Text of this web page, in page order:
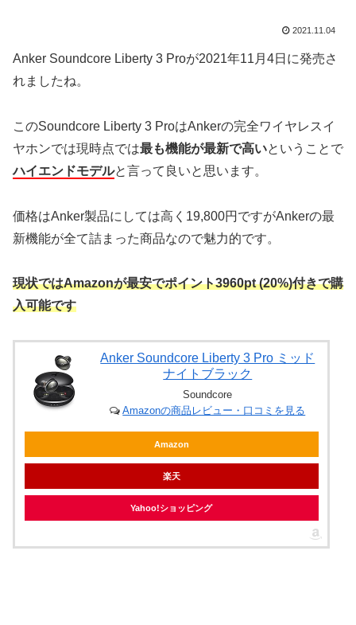
2021.11.04
Anker Soundcore Liberty 3 Proが2021年11月4日に発売さ
れましたね。
このSoundcore Liberty 3 ProはAnkerの完全ワイヤレスイ
ヤホンでは現時点では最も機能が最新で高いということで
ハイエンドモデルと言って良いと思います。
価格はAnker製品にしては高く19,800円ですがAnkerの最
新機能が全て詰まった商品なので魅力的です。
現状ではAmazonが最安でポイント3960pt (20%)付きで購
入可能です
Anker Soundcore Liberty 3 Pro ミッド
ナイトブラック
Soundcore
Amazonの商品レビュー・口コミを見る
Amazon
楽天
Yahoo!ショッピング